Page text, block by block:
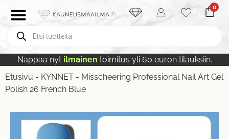
0
Nappaa nyt ilmainen toimitus yli 60 euron tilauksiin.
Etusivu - KYNNET - Misscheering Professional Nail Art Gel
Polish 26 French Blue